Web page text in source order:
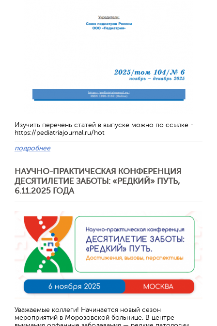
Изучить перечень статей в выпуске можно по ссылке -
https://pediatriajournal.ru/hot
подробнее
НАУЧНО-ПРАКТИЧЕСКАЯ КОНФЕРЕНЦИЯ
ДЕСЯТИЛЕТИЕ ЗАБОТЫ: «РЕДКИЙ» ПУТЬ,
6.11.2025 ГОДА
Уважаемые коллеги! Начинается новый сезон
мероприятий в Морозовской больнице. В центре